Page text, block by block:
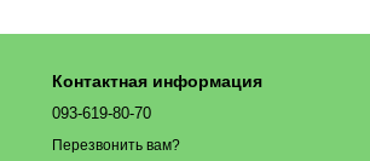
Контактная информация
093-619-80-70
Перезвонить вам?